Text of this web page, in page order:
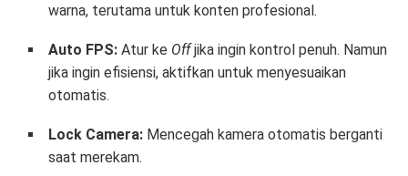
warna, terutama untuk konten profesional.
Auto FPS:Atur ke Offjika ingin kontrol penuh. Namun
jika ingin efisiensi, aktifkan untuk menyesuaikan
otomatis.
Lock Camera:Mencegah kamera otomatis berganti
saat merekam.